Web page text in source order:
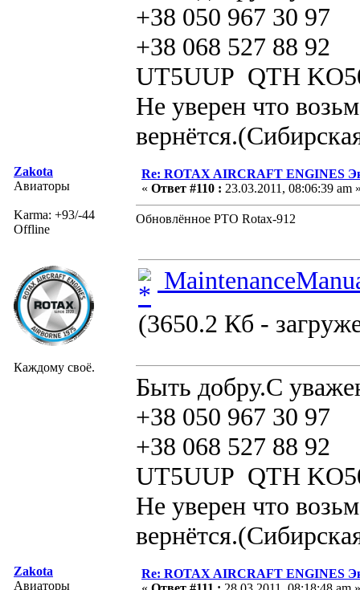
+38 050 967 30 97
+38 068 527 88 92
UT5UUP QTH
Не уверен что
Zakota
Авиаторы
Karma: +93/-44
Offline
Каждому своё.
Re: ROTAX AIRCRAFT ENGINES
« Ответ #110 : 23.03.2011, 08:06:39 am
Обновлённое РТО Rotax-912
(3650.2 Кб -
Быть добру.С
+38 050 967 30 97
+38 068 527 88 92
UT5UUP QTH
Не уверен что
Zakota
Авиаторы
Re: ROTAX AIRCRAFT ENGINES